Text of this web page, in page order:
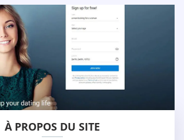
À PROPOS DU SITE